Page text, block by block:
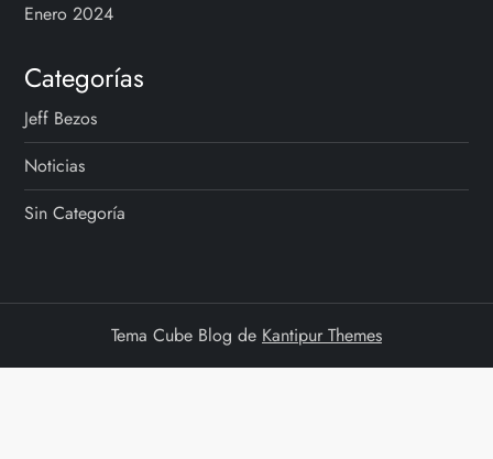
Enero 2024
Categorías
Jeff Bezos
Noticias
Sin Categoría
Tema Cube Blog de Kantipur Themes